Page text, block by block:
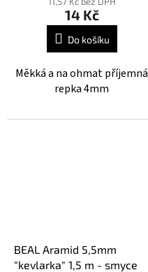
14 Kč
Do košíku
Měkká a na ohmat příjemná
repka 4mm
BEAL Aramid 5,5mm
"kevlarka" 1,5 m - smyce